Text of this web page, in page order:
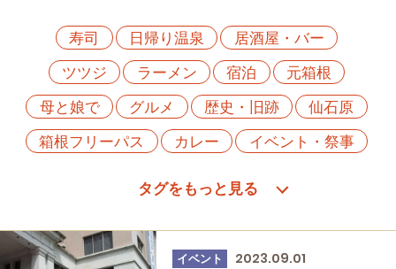
寿司
日帰り温泉
居酒屋・バー
ツツジ
ラーメン 宿泊
元箱根
母と娘で
グルメ 歴史・旧跡
仙石原
箱根フリーパス
カレー
イベント・祭事
桃源台
イベント 2023.09.01